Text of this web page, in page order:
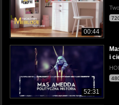
00:44
52:31
i